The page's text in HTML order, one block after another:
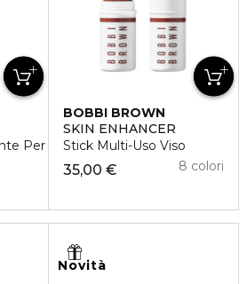
Per Lo Scalpo
BOBBI BROWN
SKIN ENHANCER
Stick Multi-Uso Viso
35,00 € 8 colori
Novità